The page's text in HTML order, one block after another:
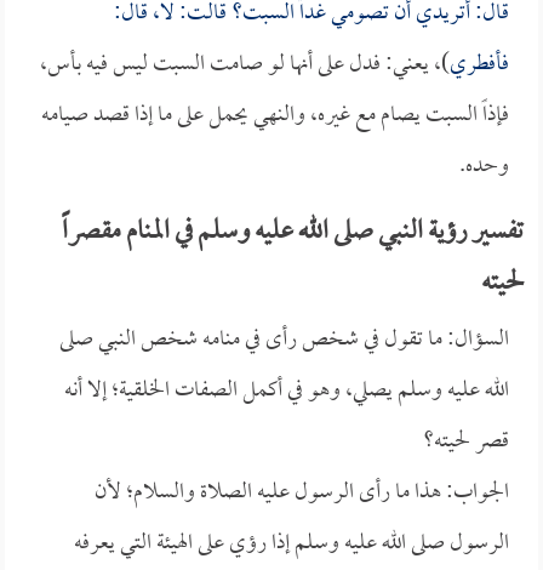
قال: أتريدي أن تصومي غداً السبت؟ قالت: لا، قال:
فأفطري)، يعني: فدل على أنها لو صامت السبت ليس فيه بأس،
فإذاً السبت يصام مع غيره، والنهي يحمل على ما إذا قصد صيامه
وحده.
تفسير رؤية النبي صلى الله عليه وسلم في المنام مقصراً
لحيته
السؤال: ما تقول في شخص رأى في منامه شخص النبي صلى
الله عليه وسلم يصلي، وهو في أكمل الصفات الخلقية؛ إلا أنه
قصر لحيته؟
الجواب: هذا ما رأى الرسول عليه الصلاة والسلام؛ لأن
الرسول صلى الله عليه وسلم إذا رؤي على الهيئة التي يعرفه